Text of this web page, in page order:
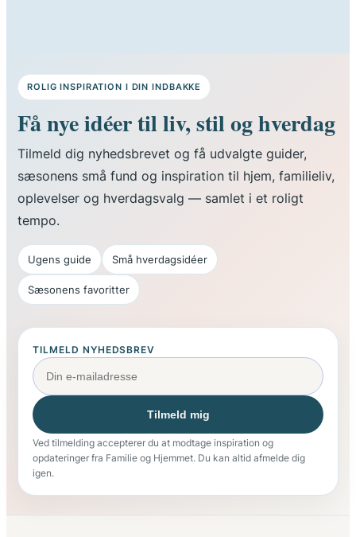
ROLIG INSPIRATION I DIN INDBAKKE
Få nye idéer til liv, stil og hverdag
Tilmeld dig nyhedsbrevet og få udvalgte guider,
sæsonens små fund og inspiration til hjem, familieliv,
oplevelser og hverdagsvalg — samlet i et roligt
tempo.
Ugens guide Små hverdagsidéer
Sæsonens favoritter
TILMELD NYHEDSBREV
Tilmeld mig
Ved tilmelding accepterer du at modtage inspiration og
opdateringer fra Familie og Hjemmet. Du kan altid afmelde dig
igen.